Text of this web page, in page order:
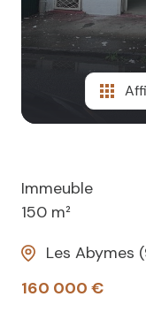
Immeuble
150 m²
Les Abymes
160 000 €